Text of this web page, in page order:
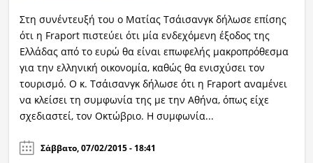
Στη συνέντευξή του ο Ματίας Τσάισανγκ δήλωσε επίσης
ότι η Fraport πιστεύει ότι μία ενδεχόμενη έξοδος της
Ελλάδας από το ευρώ θα είναι επωφελής μακροπρόθεσμα
για την ελληνική οικονομία, καθώς θα ενισχύσει τον
τουρισμό. Ο κ. Τσάισανγκ δήλωσε ότι η Fraport αναμένει
να κλείσει τη συμφωνία της με την Αθήνα, όπως είχε
σχεδιαστεί, τον Οκτώβριο. Η συμφωνία...
Σάββατο, 07/02/2015 - 18:41